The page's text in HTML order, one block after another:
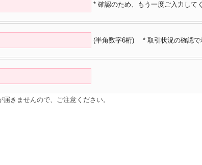
* 確認のため、もう一度ご入力して
(半角数字6桁) * 取引状況の確認で
きませんので、ご注意ください。